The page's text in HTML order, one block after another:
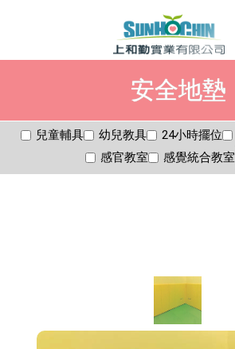
安全地墊
兒童輔具 幼兒教具 24小時擺位
感官教室
感覺統合教室